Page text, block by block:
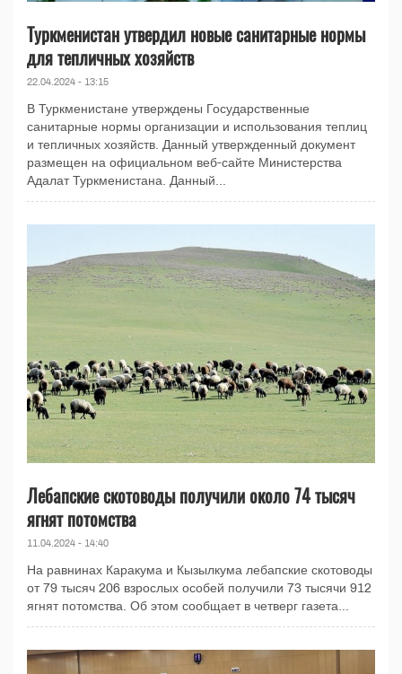
Туркменистан утвердил новые санитарные нормы
для тепличных хозяйств
22.04.2024 - 13:15
В Туркменистане утверждены Государственные
санитарные нормы организации и использования теплиц
и тепличных хозяйств. Данный утвержденный документ
размещен на официальном веб-сайте Министерства
Адалат Туркменистана. Данный...
Лебапские скотоводы получили около 74 тысяч
ягнят потомства
11.04.2024 - 14:40
На равнинах Каракума и Кызылкума лебапские скотоводы
от 79 тысяч 206 взрослых особей получили 73 тысячи 912
ягнят потомства. Об этом сообщает в четверг газета...